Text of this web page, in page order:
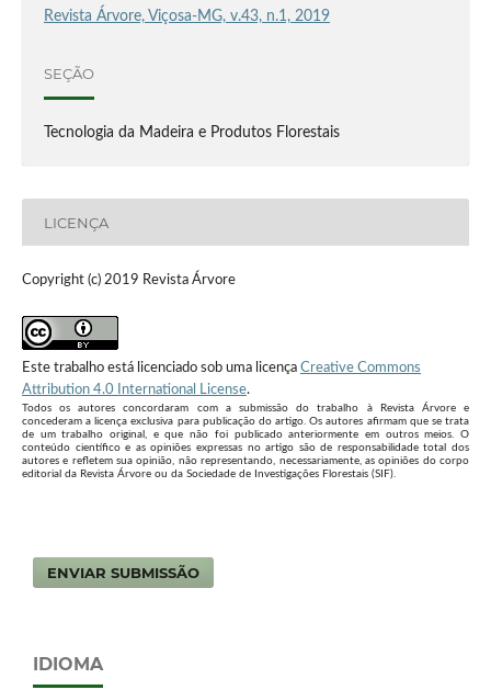
Revista Árvore, Viçosa-MG, v.43, n.1, 2019
SEÇÃO
Tecnologia da Madeira e Produtos Florestais
LICENÇA
Copyright (c) 2019 Revista Árvore
Este trabalho está licenciado sob uma licença Creative Commons
Attribution 4.0 International License.
Todos os autores concordaram com a submissão do trabalho à Revista Árvore e
concederam a licença exclusiva para publicação do artigo. Os autores afirmam que se trata
de um trabalho original, e que não foi publicado anteriormente em outros meios. O
conteúdo científico e as opiniões expressas no artigo são de responsabilidade total dos
autores e refletem sua opinião, não representando, necessariamente, as opiniões do corpo
editorial da Revista Árvore ou da Sociedade de Investigações Florestais (SIF).
ENVIAR SUBMISSÃO
IDIOMA